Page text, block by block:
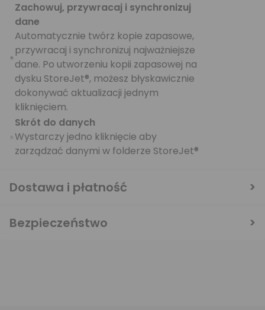
Zachowuj, przywracaj i synchronizuj
dane
Automatycznie twórz kopie zapasowe,
przywracaj i synchronizuj najważniejsze
dane. Po utworzeniu kopii zapasowej na
dysku StoreJet®, możesz błyskawicznie
dokonywać aktualizacji jednym
kliknięciem.
Skrót do danych
Wystarczy jedno kliknięcie aby
zarządzać danymi w folderze StoreJet®
Dostawa i płatność
Bezpieczeństwo